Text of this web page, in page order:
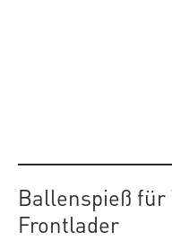
Ballenspieß
Frontlader